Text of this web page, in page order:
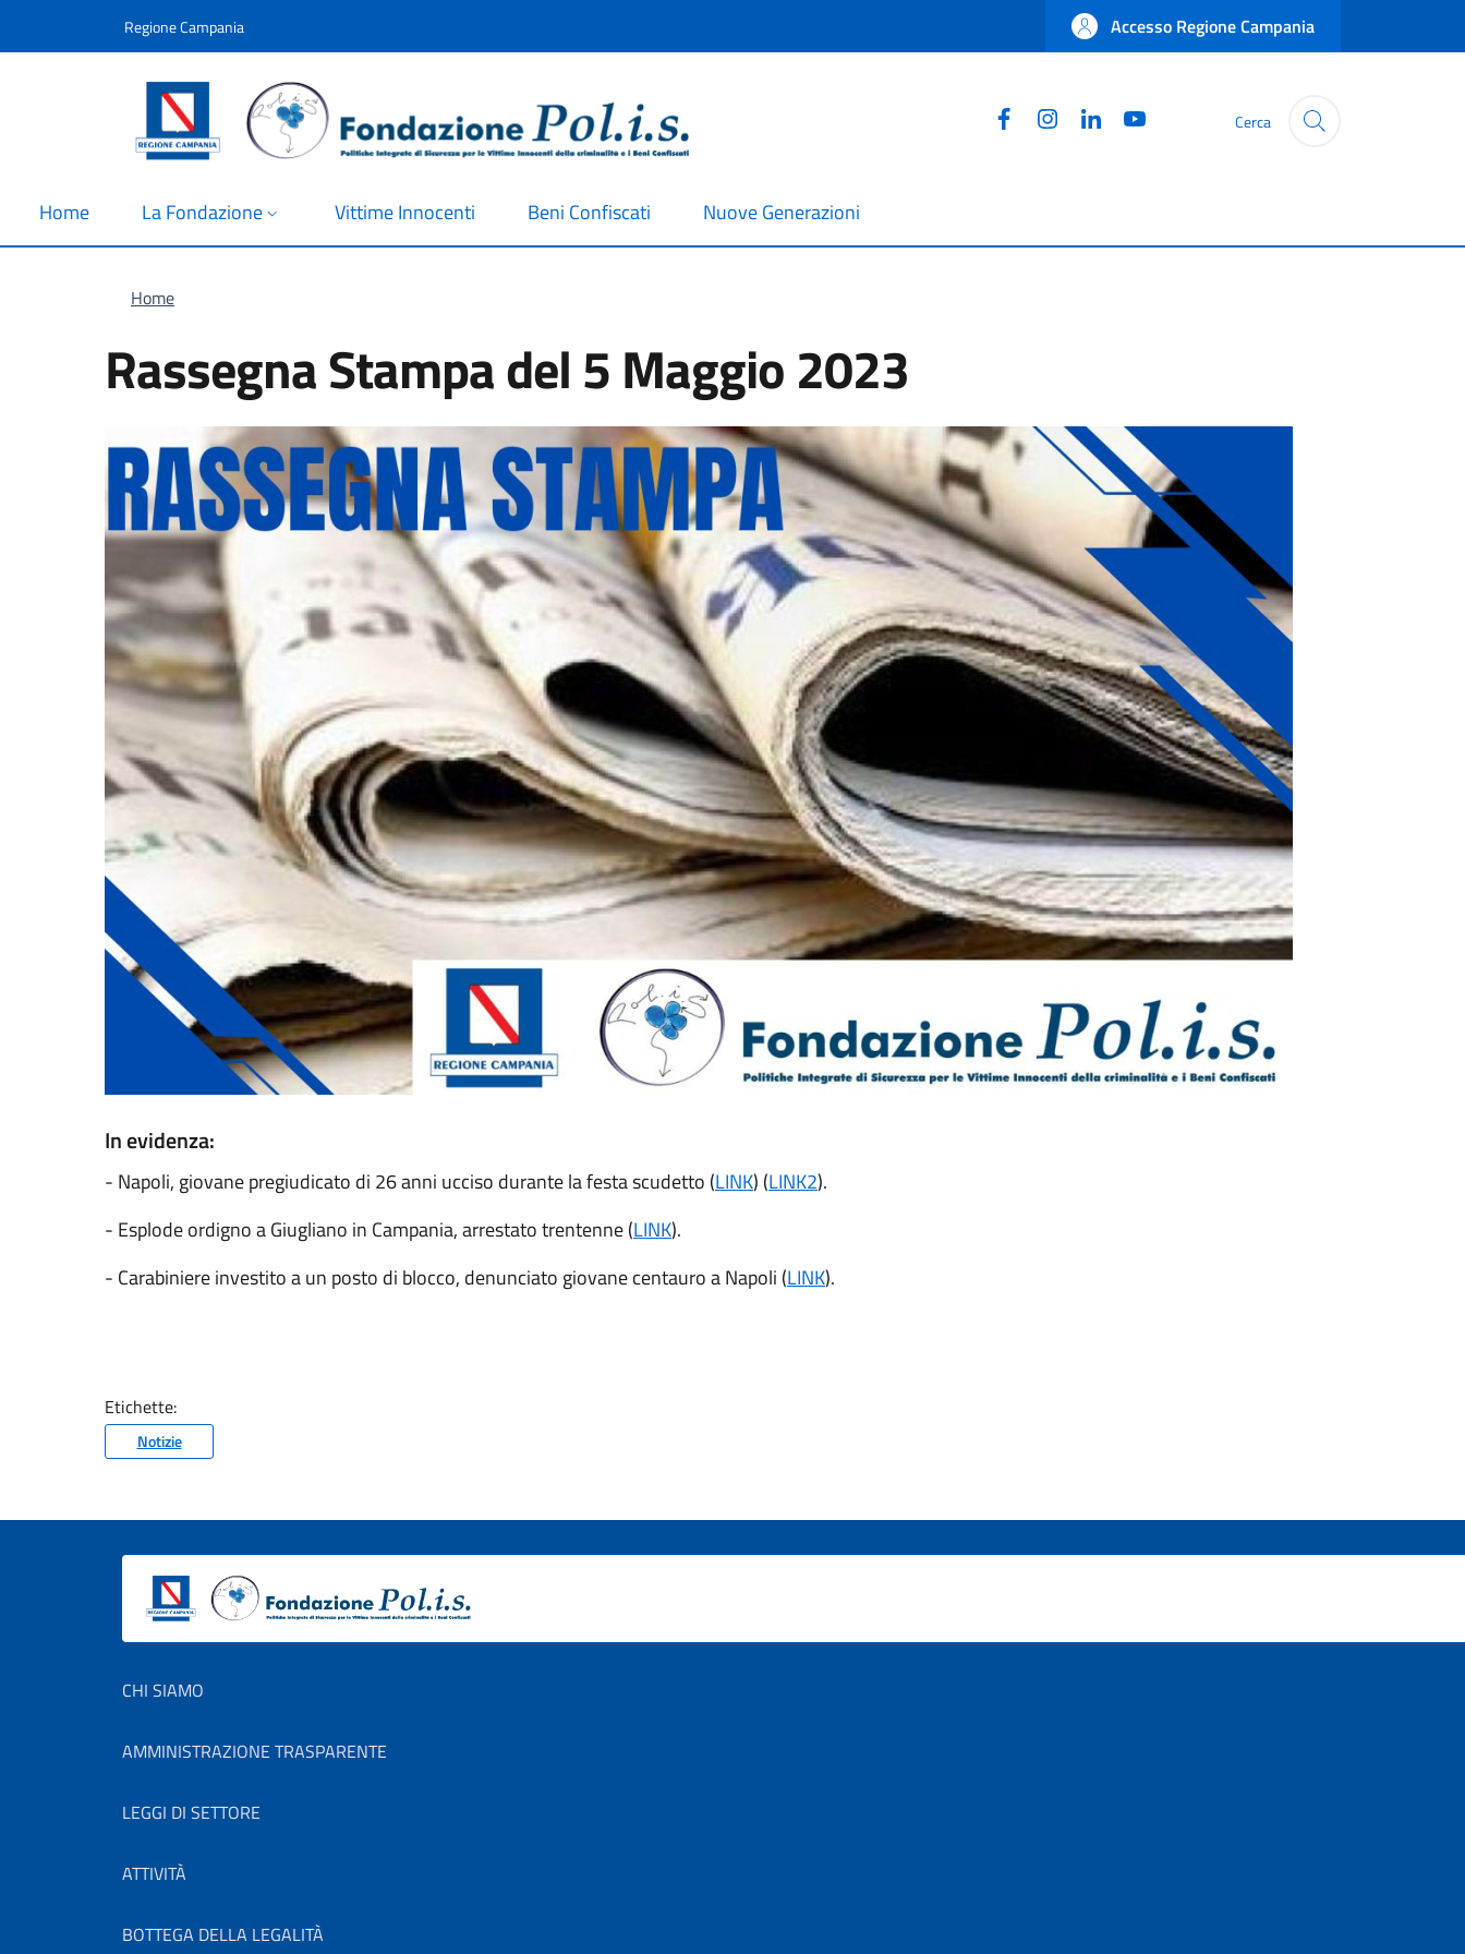
Regione Campania Accesso Regione Campania
FacebookInstagram
Linkedin Cerca
Home La Fondazione Vittime Innocenti Beni Confiscati Nuove Generazioni
Briciole di pane
Home
Rassegna Stampa del 5 Maggio 2023
In evidenza:
- Napoli, giovane pregiudicato di 26 anni ucciso durante la festa scudetto (LINK) (LINK2).
- Esplode ordigno a Giugliano in Campania, arrestato trentenne (LINK).
- Carabiniere investito a un posto di blocco, denunciato giovane centauro a Napoli (LINK).
Etichette:
Notizie
Footer menu
CHI SIAMO
AMMINISTRAZIONE TRASPARENTE
LEGGI DI SETTORE
ATTIVITÀ
BOTTEGA DELLA LEGALITÀ